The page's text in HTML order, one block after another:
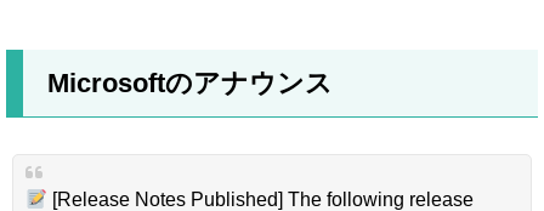
Microsoftのアナウンス
[Release Notes Published] The following release